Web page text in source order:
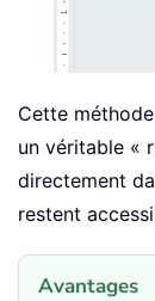
Cette
un véritable «
directement
restent
Avantages